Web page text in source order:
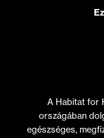
A Habitat for
országában
egészséges,